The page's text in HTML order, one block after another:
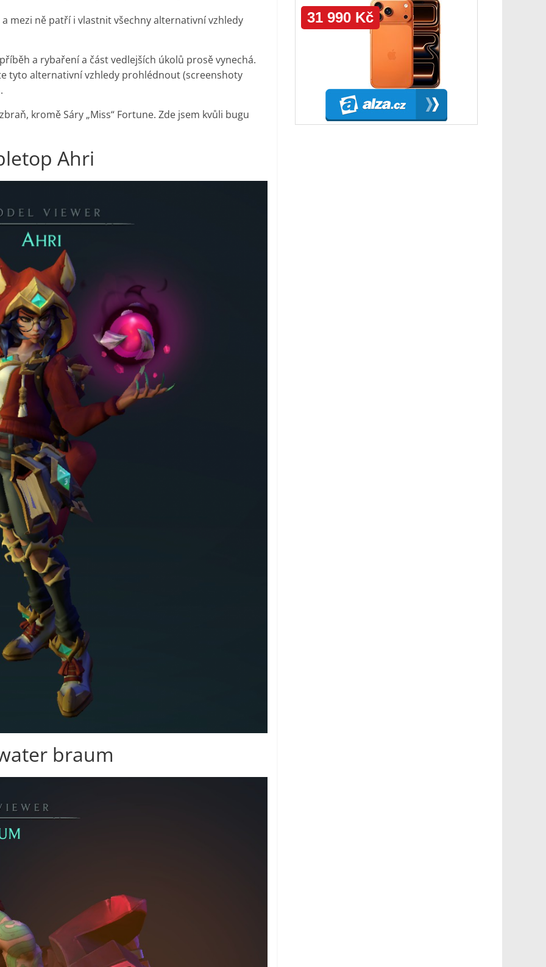
mezi ně patří i vlastnit všechny alternativní vzhledy
a rybaření a část vedlejších úkolů prosě vynechá.
tyto alternativní vzhledy prohlédnout (screenshoty
kromě Sáry „Miss“ Fortune. Zde jsem kvůli bugu
Ahri
braum